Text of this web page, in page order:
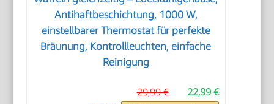
Antihaftbeschichtung, 1000 W,
einstellbarer Thermostat für perfekte
Bräunung, Kontrollleuchten, einfache
Reinigung
22,99 €
29,99 €